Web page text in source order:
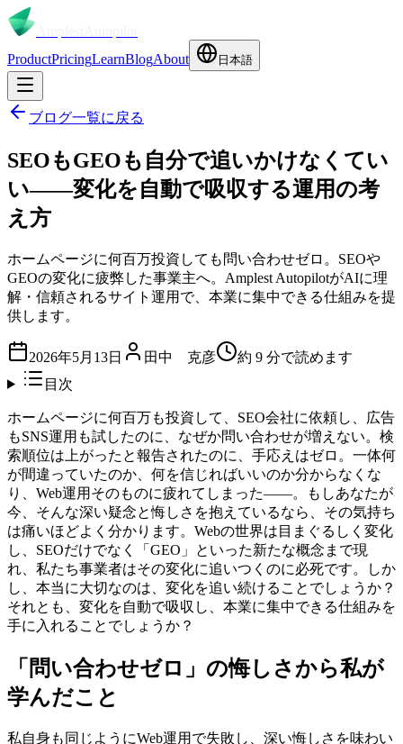
ProductPricingLearnBlogAbout 日本語
ブログ一覧に戻る
SEOもGEOも自分で追いかけなくてい
い——変化を自動で吸収する運用の考
え方
ホームページに何百万投資しても問い合わせゼロ。SEOや
GEOの変化に疲弊した事業主へ。Amplest AutopilotがAIに理
解・信頼されるサイト運用で、本業に集中できる仕組みを提
供します。
2026年5月13日 田中 克彦 約 9 分で読めます
目次
ホームページに何百万も投資して、SEO会社に依頼し、広告
もSNS運用も試したのに、なぜか問い合わせが増えない。検
索順位は上がったと報告されたのに、手応えはゼロ。一体何
が間違っていたのか、何を信じればいいのか分からなくな
り、Web運用そのものに疲れてしまった——。もしあなたが
今、そんな深い疑念と悔しさを抱えているなら、その気持ち
は痛いほどよく分かります。Webの世界は目まぐるしく変化
し、SEOだけでなく「GEO」といった新たな概念まで現
れ、私たち事業者はその変化に追いつくのに必死です。しか
し、本当に大切なのは、変化を追い続けることでしょうか？
それとも、変化を自動で吸収し、本業に集中できる仕組みを
手に入れることでしょうか？
「問い合わせゼロ」の悔しさから私が
学んだこと
私自身も同じようにWeb運用で失敗し、深い悔しさを味わい